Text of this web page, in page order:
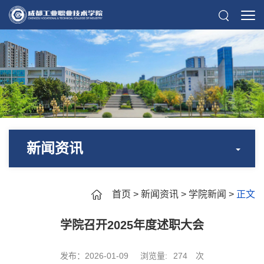
新闻资讯
首页 > 新闻资讯 > 学院新闻 > 正文
学院召开2025年度述职大会
发布：2026-01-09 浏览量: 274 次